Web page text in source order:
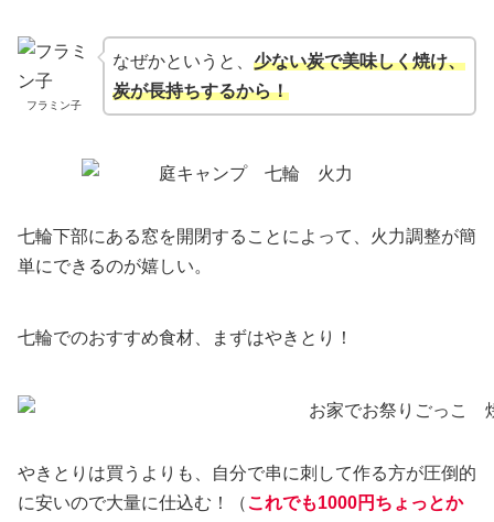
フラミン子
なぜかというと、 少ない炭で美味しく焼け、
炭が長持ちするから！
七輪下部にある窓を開閉することによって、火力調整が簡
単にできるのが嬉しい。
七輪でのおすすめ食材、まずはやきとり！
やきとりは買うよりも、自分で串に刺して作る方が圧倒的
に安いので大量に仕込む！（これでも1000円ちょっとか